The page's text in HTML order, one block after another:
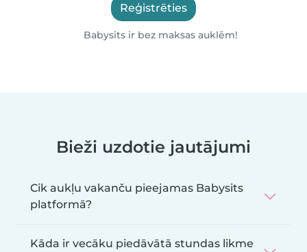
Reģistrēties
Babysits ir bez maksas auklēm!
Bieži uzdotie jautājumi
Cik aukļu vakanču pieejamas Babysits
platformā?
Kāda ir vecāku piedāvātā stundas likme